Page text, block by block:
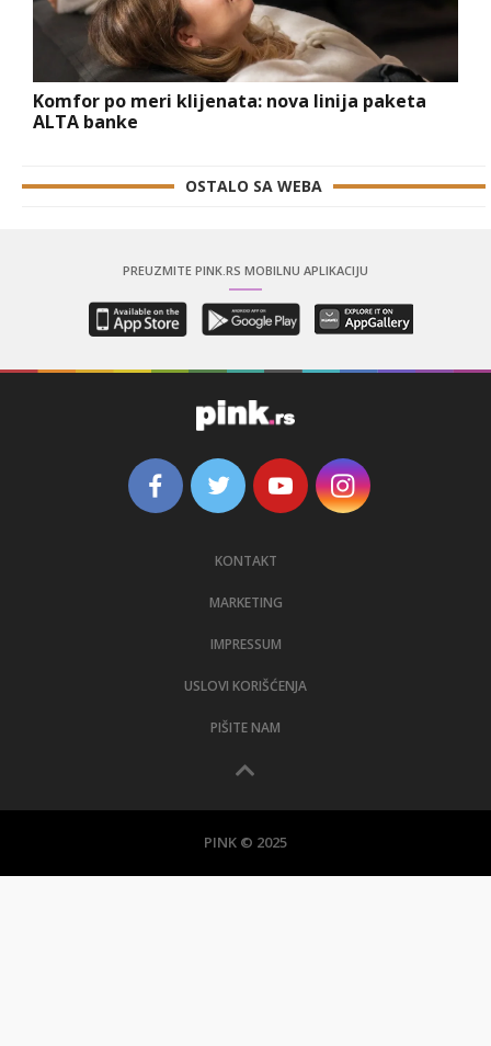
Komfor po meri klijenata: nova linija paketa
ALTA banke
OSTALO SA WEBA
PREUZMITE PINK.RS MOBILNU APLIKACIJU
KONTAKT
MARKETING
IMPRESSUM
USLOVI KORIŠĆENJA
PIŠITE NAM
PINK © 2025